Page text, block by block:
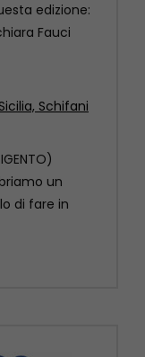
un
di fare in
si
ci sono